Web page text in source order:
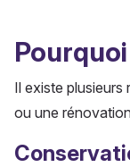
Il existe plusieurs
ou une